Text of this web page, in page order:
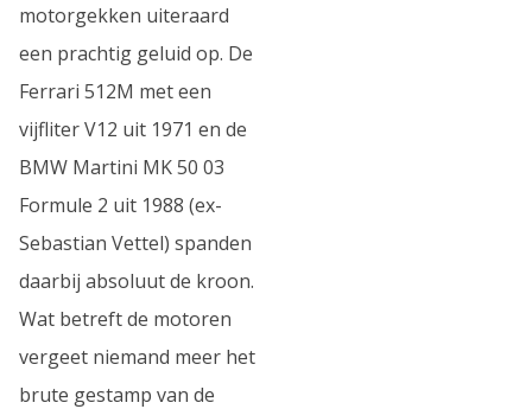
motorgekken uiteraard
een prachtig geluid op. De
Ferrari 512M met een
vijfliter V12 uit 1971 en de
BMW Martini MK 50 03
Formule 2 uit 1988 (ex-
Sebastian Vettel) spanden
daarbij absoluut de kroon.
Wat betreft de motoren
vergeet niemand meer het
brute gestamp van de